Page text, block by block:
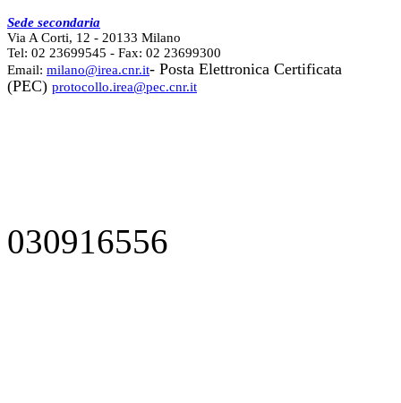
Sede secondaria
Via A Corti, 12 - 20133 Milano
Tel: 02 23699545 - Fax: 02 23699300
Email: milano@irea.cnr.it- Posta Elettronica Certificata
(PEC) protocollo.irea@pec.cnr.it
030916556